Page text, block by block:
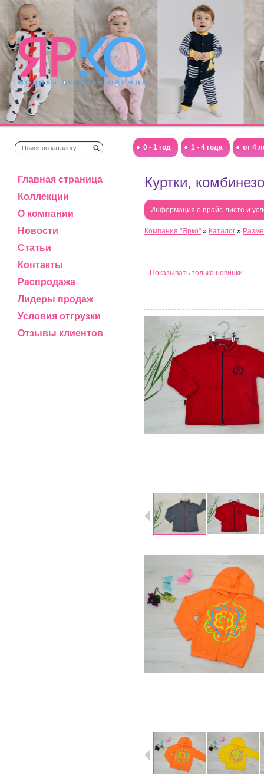
от 4
1 - 4 года
0 - 1 год
Главная страница
Коллекции
О компании
Новости
Статьи
Контакты
Распродажа
Лидеры продаж
Условия отгрузки
Отзывы клиентов
Куртки,
Информация о прайс-листе и
Компания "Ярко" » Каталог »
Показывать только новинки